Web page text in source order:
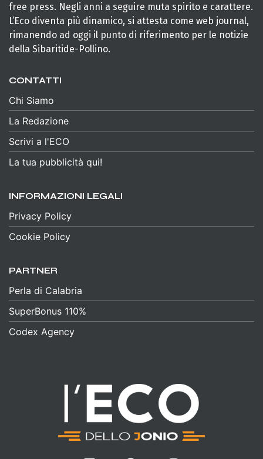
free press. Negli anni a seguire muta spirito e carattere.
L’Eco diventa più dinamico, si attesta come web journal,
rimanendo ad oggi il punto di riferimento per le notizie
della Sibaritide-Pollino.
CONTATTI
Chi Siamo
La Redazione
Scrivi a l'ECO
La tua pubblicità qui!
INFORMAZIONI LEGALI
Privacy Policy
Cookie Policy
PARTNER
Perla di Calabria
SuperBonus 110%
Codex Agency